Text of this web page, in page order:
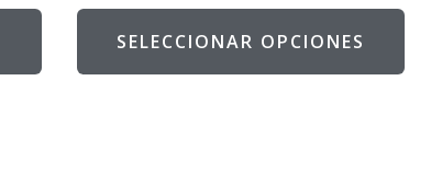
SELECCIONAR OPCIONES